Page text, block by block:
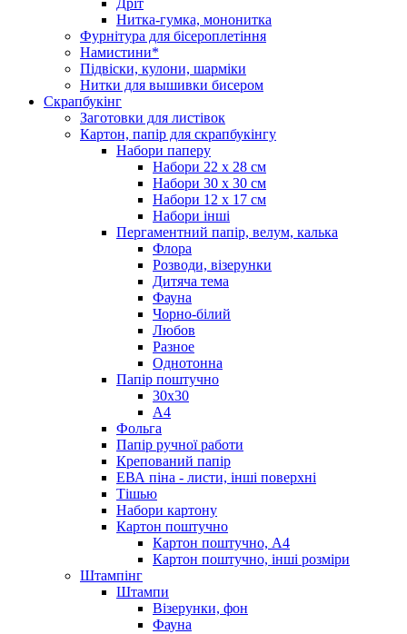
Нитка-гумка, мононитка
Фурнітура для бісероплетіння
Намистини*
Підвіски, кулони, шарміки
Нитки для вышивки бисером
Скрапбукінг
Заготовки для листівок
Картон, папір для скрапбукінгу
Набори паперу
Набори 22 х 28 см
Набори 30 х 30 см
Набори 12 х 17 см
Набори інші
Пергаментний папір, велум, калька
Флора
Розводи, візерунки
Дитяча тема
Фауна
Чорно-білий
Любов
Разное
Однотонна
Папір поштучно
30х30
А4
Фольга
Папір ручної работи
Крепований папір
ЕВА піна - листи, інші поверхні
Тішью
Набори картону
Картон поштучно
Картон поштучно, А4
Картон поштучно, інші розміри
Штампінг
Штампи
Візерунки, фон
Фауна